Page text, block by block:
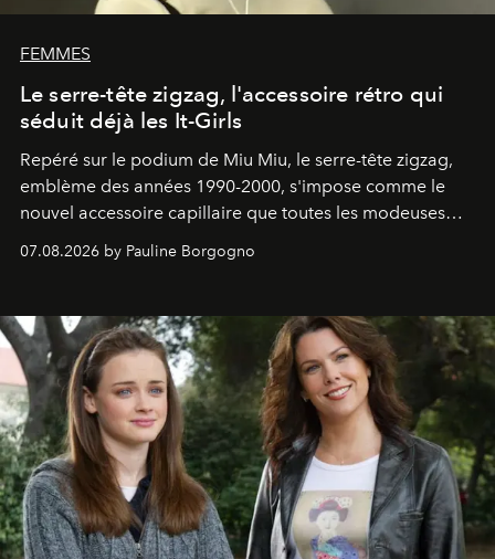
FEMMES
Le serre-tête zigzag, l'accessoire rétro qui
séduit déjà les It-Girls
Repéré sur le podium de Miu Miu, le serre-tête zigzag,
emblème des années 1990-2000, s'impose comme le
nouvel accessoire capillaire que toutes les modeuses
s'arrachent déjà.
07.08.2026 by Pauline Borgogno